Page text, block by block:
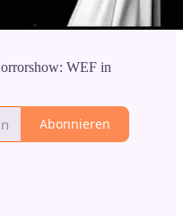
WEF in
Abonnieren